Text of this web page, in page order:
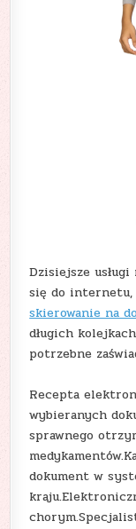
Dzisiejsze
się do internetu,
skierowanie na
długich
potrzebne
Recepta
wybieranych
sprawnego
dokument w